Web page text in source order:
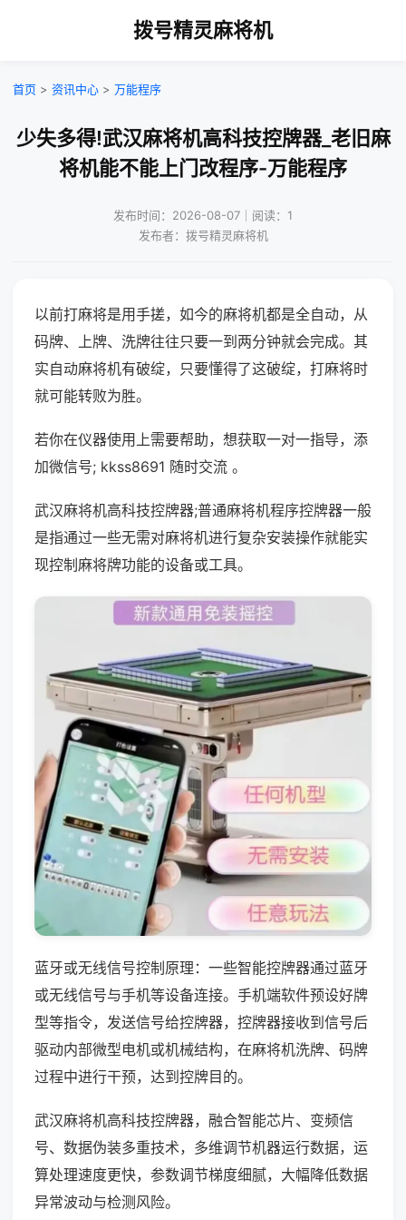
拨号精灵麻将机
首页 > 资讯中心 > 万能程序
少失多得!武汉麻将机高科技控牌器_老旧麻
将机能不能上门改程序-万能程序
发布时间：2026-08-07｜阅读：1
发布者：拨号精灵麻将机
以前打麻将是用手搓，如今的麻将机都是全自动，从
码牌、上牌、洗牌往往只要一到两分钟就会完成。其
实自动麻将机有破绽，只要懂得了这破绽，打麻将时
就可能转败为胜。
若你在仪器使用上需要帮助，想获取一对一指导，添
加微信号; kkss8691 随时交流 。
武汉麻将机高科技控牌器;普通麻将机程序控牌器一般
是指通过一些无需对麻将机进行复杂安装操作就能实
现控制麻将牌功能的设备或工具。
蓝牙或无线信号控制原理：一些智能控牌器通过蓝牙
或无线信号与手机等设备连接。手机端软件预设好牌
型等指令，发送信号给控牌器，控牌器接收到信号后
驱动内部微型电机或机械结构，在麻将机洗牌、码牌
过程中进行干预，达到控牌目的。
武汉麻将机高科技控牌器，融合智能芯片、变频信
号、数据伪装多重技术，多维调节机器运行数据，运
算处理速度更快，参数调节梯度细腻，大幅降低数据
异常波动与检测风险。